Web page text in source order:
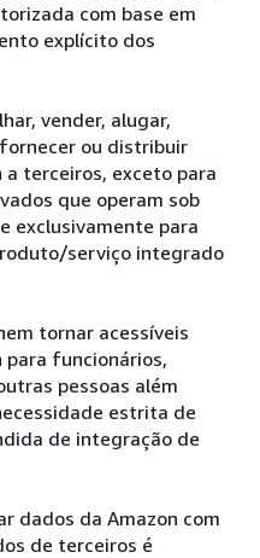
com base em
explícito dos
vender, alugar,
ou distribuir
terceiros, exceto para
que operam sob
exclusivamente para
serviço integrado
tornar acessíveis
para funcionários,
pessoas além
estrita de
de integração de
dados da Amazon com
de terceiros é